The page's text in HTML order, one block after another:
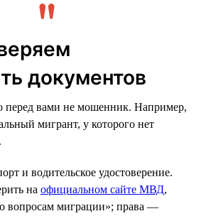
документов
перед вами не мошенник. Например,
мигрант, у которого нет
и водительское удостоверение.
на официальном сайте МВД,
вопросам миграции»; права —